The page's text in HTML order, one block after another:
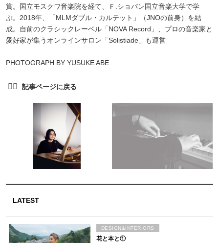
賞。国立モスクワ音楽院を経て、Ｆ.ショパン国立音楽大学で学
ぶ。2018年、「MLMダブル・カルテット」（JNOの前身）を結
成。自前のクラシックレーベル「NOVA Record」、プロの音楽家と
愛好家が集うオンラインサロン「Solistiade」も運営
PHOTOGRAPH BY YUSUKE ABE
LATEST
花と本と①
DESIGN&INTERIORS